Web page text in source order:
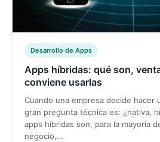
Desarrollo de Apps
Apps híbridas: qué son,
conviene usarlas
Cuando una empresa decide hacer
gran pregunta técnica es: ¿nativa,
apps híbridas son, para la mayoría
negocio,…